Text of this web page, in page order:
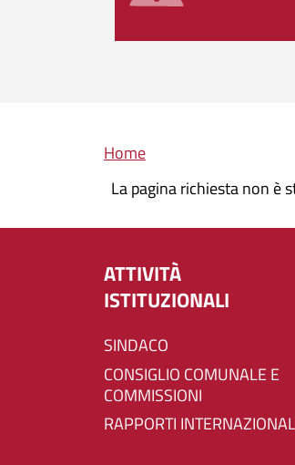
Briciole di pane
Home
La pagina richiesta non è
ATTIVITÀ
ISTITUZIONALI
SINDACO
CONSIGLIO COMUNALE E
COMMISSIONI
RAPPORTI